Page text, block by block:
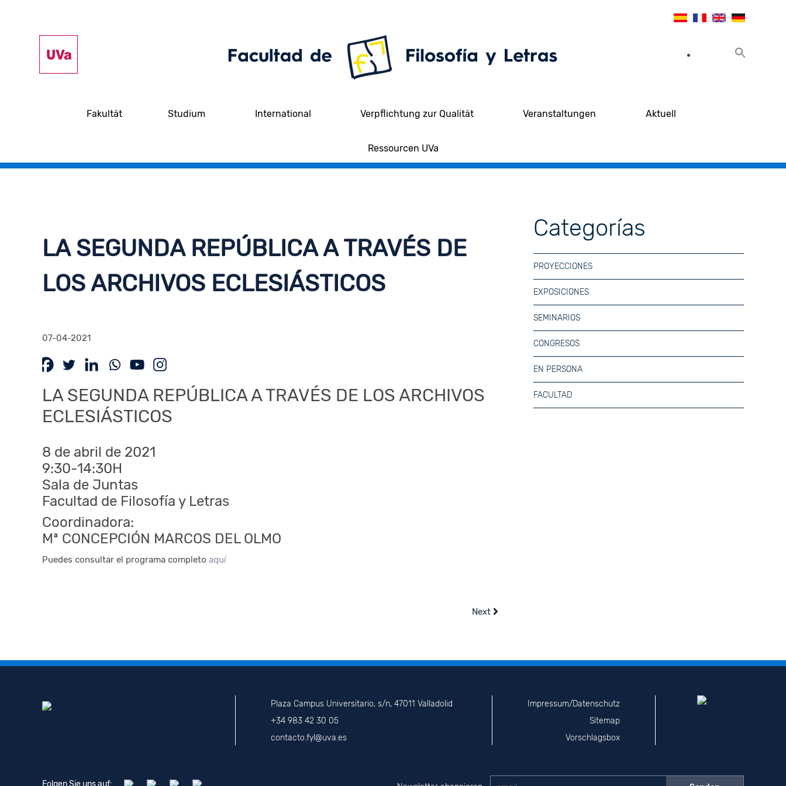
Fakultät Studium International Verpflichtung zur Qualität Veranstaltungen Aktuell
Ressourcen UVa
LA SEGUNDA REPÚBLICA A TRAVÉS DE
LOS ARCHIVOS ECLESIÁSTICOS
07-04-2021
LA SEGUNDA REPÚBLICA A TRAVÉS DE LOS ARCHIVOS
ECLESIÁSTICOS
8 de abril de 2021
9:30-14:30H
Sala de Juntas
Facultad de Filosofía y Letras
Coordinadora:
Mª CONCEPCIÓN MARCOS DEL OLMO
Puedes consultar el programa completo aquí
Categorías
PROYECCIONES
EXPOSICIONES
SEMINARIOS
CONGRESOS
EN PERSONA
FACULTAD
Next
Plaza Campus Universitario, s/n, 47011 Valladolid
+34 983 42 30 05
contacto.fyl@uva.es
Impressum/Datenschutz
Sitemap
Vorschlagsbox
Folgen Sie uns auf: